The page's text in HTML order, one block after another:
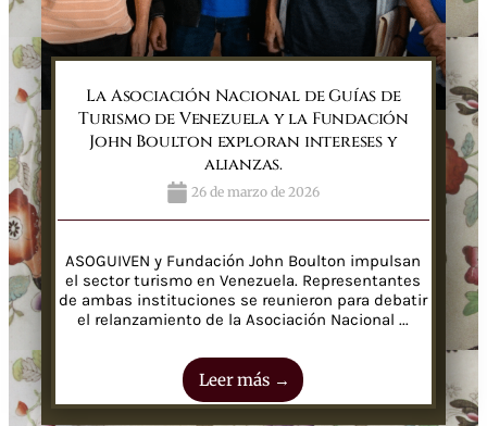
La Asociación Nacional de Guías de
Turismo de Venezuela y la Fundación
John Boulton exploran intereses y
alianzas.
26 de marzo de 2026
ASOGUIVEN y Fundación John Boulton impulsan
el sector turismo en Venezuela. Representantes
de ambas instituciones se reunieron para debatir
el relanzamiento de la Asociación Nacional ...
Leer más →